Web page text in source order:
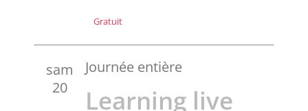
Gratuit
sam
20
Journée entière
Learning live